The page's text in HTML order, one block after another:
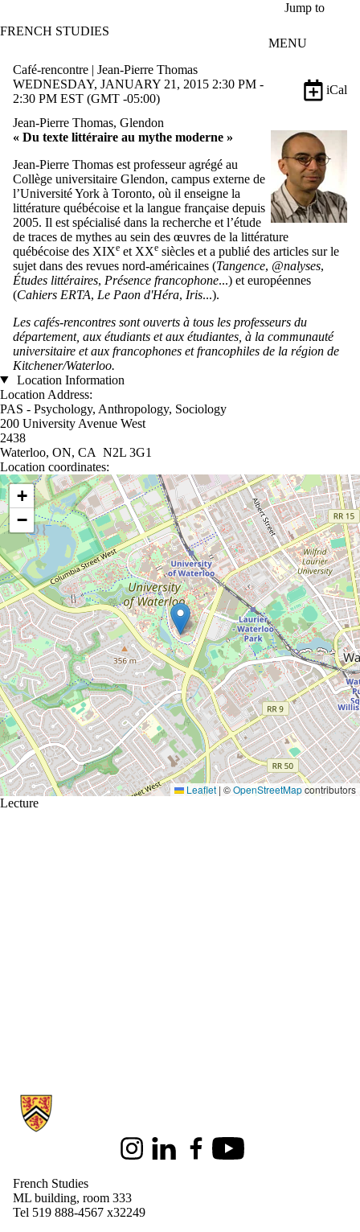
Jump to
FRENCH STUDIES
MENU
Café-rencontre | Jean-Pierre Thomas
WEDNESDAY, JANUARY 21, 2015 2:30 PM -
2:30 PM EST (GMT -05:00)
iCal
Jean-Pierre Thomas, Glendon
« Du texte littéraire au mythe moderne »
Jean-Pierre Thomas est professeur agrégé au
Collège universitaire Glendon, campus externe de
l’Université York à Toronto, où il enseigne la
littérature québécoise et la langue française depuis
2005. Il est spécialisé dans la recherche et l’étude
de traces de mythes au sein des œuvres de la littérature
québécoise des XIXe et XXe siècles et a publié des articles sur le
sujet dans des revues nord-américaines (Tangence, @nalyses,
Études littéraires, Présence francophone...) et européennes
(Cahiers ERTA, Le Paon d'Héra, Iris...).
Les cafés-rencontres sont ouverts à tous les professeurs du
département, aux étudiants et aux étudiantes, à la communauté
universitaire et aux francophones et francophiles de la région de
Kitchener/Waterloo.
Location Information
Location Address:
PAS - Psychology, Anthropology, Sociology
200 University Avenue West
2438
Waterloo, ON, CA N2L 3G1
Location coordinates:
Location coordinates
+
−
Leaflet | ©OpenStreetMapcontributors
Lecture
Information about French Studies
InstagramLinkedInFacebookYoutube
French Studies
ML building, room 333
Tel 519 888-4567 x32249